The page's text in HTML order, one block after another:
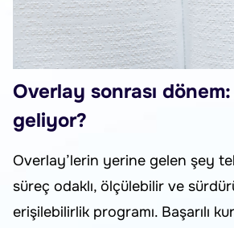
Overlay sonrası
geliyor?
Overlay’lerin yerine gelen şey
süreç odaklı, ölçülebilir ve
erişilebilirlik programı. Başarılı